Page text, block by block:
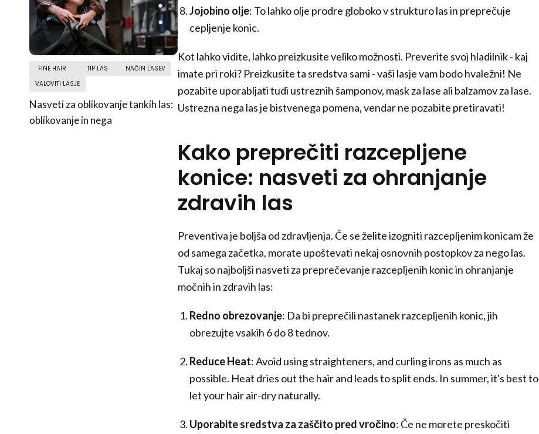
FINE HAIR TIP LAS
NAČIN LASEV
VALOVITI LASJE
Nasveti za oblikovanje tankih las:
oblikovanje in nega
Jojobino olje: To lahko olje prodre globoko v strukturo las in preprečuje
cepljenje konic.
Kot lahko vidite, lahko preizkusite veliko možnosti. Preverite svoj hladilnik - kaj
imate pri roki? Preizkusite ta sredstva sami - vaši lasje vam bodo hvaležni! Ne
pozabite uporabljati tudi ustreznih šamponov, mask za lase ali balzamov za lase.
Ustrezna nega las je bistvenega pomena, vendar ne pozabite pretiravati!
Kako preprečiti razcepljene
konice: nasveti za ohranjanje
zdravih las
Preventiva je boljša od zdravljenja. Če se želite izogniti razcepljenim konicam že
od samega začetka, morate upoštevati nekaj osnovnih postopkov za nego las.
Tukaj so najboljši nasveti za preprečevanje razcepljenih konic in ohranjanje
močnih in zdravih las:
Redno obrezovanje: Da bi preprečili nastanek razcepljenih konic, jih
obrezujte vsakih 6 do 8 tednov.
Reduce Heat: Avoid using straighteners, and curling irons as much as
possible. Heat dries out the hair and leads to split ends. In summer, it's best to
let your hair air-dry naturally.
Uporabite sredstva za zaščito pred vročino: Če ne morete preskočiti